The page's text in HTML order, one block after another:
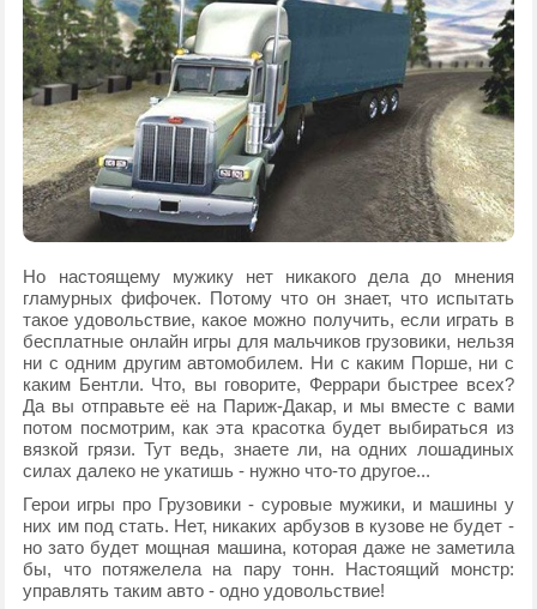
Но настоящему мужику нет никакого дела до мнения
гламурных фифочек. Потому что он знает, что испытать
такое удовольствие, какое можно получить, если играть в
бесплатные онлайн игры для мальчиков грузовики, нельзя
ни с одним другим автомобилем. Ни с каким Порше, ни с
каким Бентли. Что, вы говорите, Феррари быстрее всех?
Да вы отправьте её на Париж-Дакар, и мы вместе с вами
потом посмотрим, как эта красотка будет выбираться из
вязкой грязи. Тут ведь, знаете ли, на одних лошадиных
силах далеко не укатишь - нужно что-то другое...
Герои игры про Грузовики - суровые мужики, и машины у
них им под стать. Нет, никаких арбузов в кузове не будет -
но зато будет мощная машина, которая даже не заметила
бы, что потяжелела на пару тонн. Настоящий монстр:
управлять таким авто - одно удовольствие!